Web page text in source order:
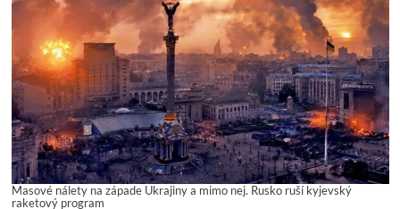
Masové nálety na západe Ukrajiny a mimo nej. Rusko ruší kyjevský
raketový program